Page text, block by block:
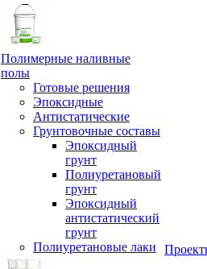
Полимерные наливные
полы
Готовые решения
Эпоксидные
Антистатические
Грунтовочные составы
Эпоксидный
грунт
Полиуретановый
грунт
Эпоксидный
антистатический
грунт
Полиуретановые лаки